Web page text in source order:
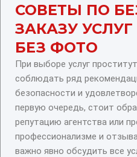
СОВЕТЫ ПО
ЗАКАЗУ
БЕЗ ФОТО
При выборе услуг
соблюдать ряд
безопасности и
первую очередь, стоит
репутацию агентства или
профессионализме и
важно явно обсудить все